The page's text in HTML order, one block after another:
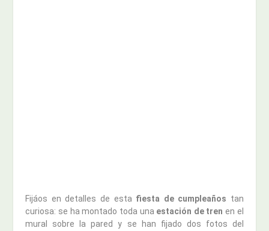
Fijáos en detalles de esta fiesta de cumpleaños tan
curiosa: se ha montado toda una estación de tren en el
mural sobre la pared y se han fijado dos fotos del